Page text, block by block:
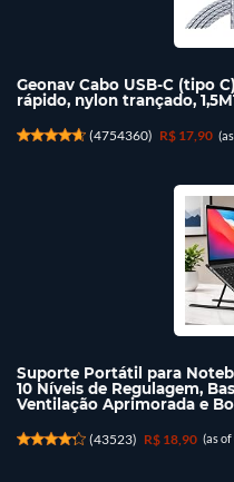
Geonav Cabo USB-C (tipo
rápido, nylon trançado,
(4754360) R$ 17,90
Suporte Portátil para
10 Níveis de Regulagem,
Ventilação Aprimorada e
(43523) R$ 18,90 (as